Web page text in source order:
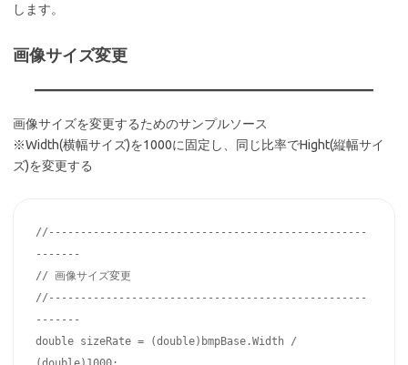
します。
画像サイズ変更
画像サイズを変更するためのサンプルソース
※Width(横幅サイズ)を1000に固定し、同じ比率でHight(縦幅サイ
ズ)を変更する
//--------------------------------------------------
-------
// 画像サイズ変更
//--------------------------------------------------
-------
double sizeRate = (double)bmpBase.Width /